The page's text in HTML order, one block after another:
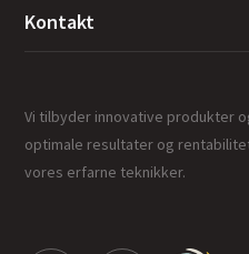
Kontakt
Vi tilbyder innovative produkter
optimale resultater og
vores erfarne teknikker.